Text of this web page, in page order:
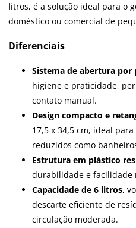
litros, é a solução ideal para o
doméstico ou comercial de
Diferenciais
Sistema de abertura por
higiene e praticidade,
contato manual.
Design compacto e
17,5 x 34,5 cm, ideal
reduzidos como
Estrutura em plástico
durabilidade e facilidade
Capacidade de 6 litros,
descarte eficiente de
circulação moderada.